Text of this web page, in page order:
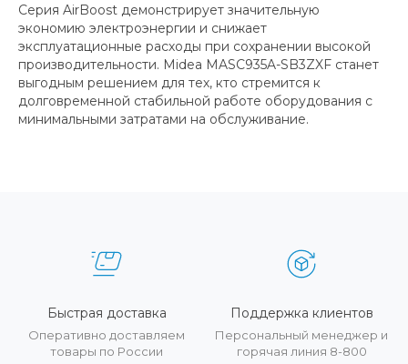
Серия AirBoost демонстрирует значительную
экономию электроэнергии и снижает
эксплуатационные расходы при сохранении высокой
производительности. Midea MASC935A-SB3ZXF станет
выгодным решением для тех, кто стремится к
долговременной стабильной работе оборудования с
минимальными затратами на обслуживание.
Быстрая доставка
Оперативно доставляем
товары по России
Поддержка клиентов
Персональный менеджер и
горячая линия 8-800